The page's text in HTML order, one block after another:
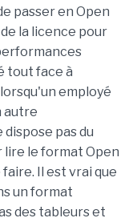
passer en Open
la licence pour
tout face à
employé
autre
pas du
lire le format Open
Il est vrai que
un format
des tableurs et